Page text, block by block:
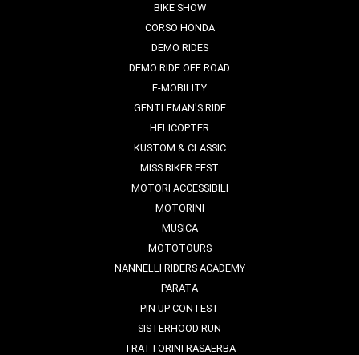
BIKE SHOW
CORSO HONDA
DEMO RIDES
DEMO RIDE OFF ROAD
E-MOBILITY
GENTLEMAN'S RIDE
HELICOPTER
KUSTOM & CLASSIC
MISS BIKER FEST
MOTORI ACCESSIBILI
MOTORINI
MUSICA
MOTOTOURS
NANNELLI RIDERS ACADEMY
PARATA
PIN UP CONTEST
SISTERHOOD RUN
TRATTORINI RASAERBA